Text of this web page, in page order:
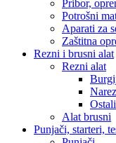
Pribor,
Potrošni
Aparati za
Zaštitna
Rezni i brusni alat
Rezni alat
Alat brusni
Punjači, starteri,